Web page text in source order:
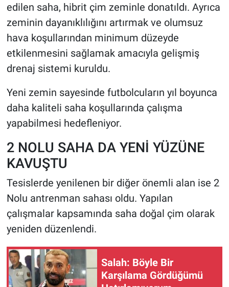
edilen saha, hibrit çim zeminle donatıldı. Ayrıca
zeminin dayanıklılığını artırmak ve olumsuz
hava koşullarından minimum düzeyde
etkilenmesini sağlamak amacıyla gelişmiş
drenaj sistemi kuruldu.
Yeni zemin sayesinde futbolcuların yıl boyunca
daha kaliteli saha koşullarında çalışma
yapabilmesi hedefleniyor.
2 NOLU SAHA DA YENİ YÜZÜNE
KAVUŞTU
Tesislerde yenilenen bir diğer önemli alan ise 2
Nolu antrenman sahası oldu. Yapılan
çalışmalar kapsamında saha doğal çim olarak
yeniden düzenlendi.
Salah: Böyle Bir
Karşılama Gördüğümü